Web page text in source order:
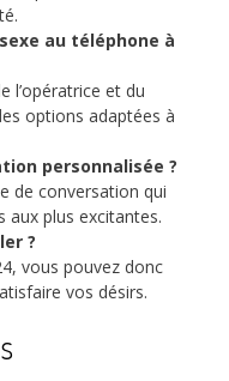
au téléphone à
l’opératrice et du
options adaptées à
personnalisée ?
de conversation qui
aux plus excitantes.
?
vous pouvez donc
vos désirs.